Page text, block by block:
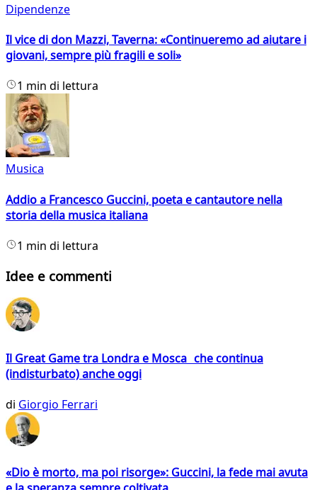
Dipendenze
Il vice di don Mazzi, Taverna: «Continueremo ad aiutare i
giovani, sempre più fragili e soli»
1 min di lettura
Musica
Addio a Francesco Guccini, poeta e cantautore nella
storia della musica italiana
1 min di lettura
Idee e commenti
Il Great Game tra Londra e Mosca che continua
(indisturbato) anche oggi
di Giorgio Ferrari
«Dio è morto, ma poi risorge»: Guccini, la fede mai avuta